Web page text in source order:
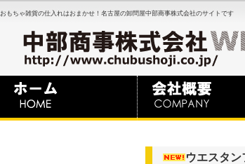
おもちゃ雑貨の仕入れはおまかせ！名古屋の卸問屋中部商事株式会社のサイトです
ウエスタ